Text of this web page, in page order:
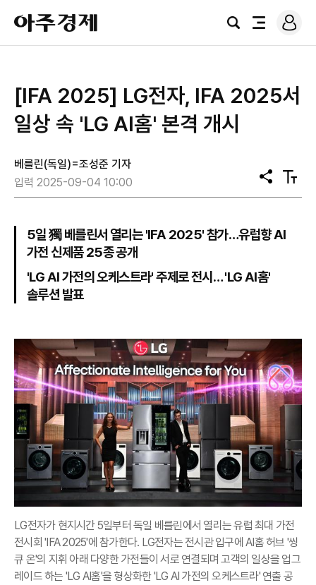
아
주
경
검
전
로
그
[IFA 2025] LG전자, IFA 2025서
일상 속 'LG AI홈' 본격 개시
베를린(독일)=조성준 기자
입력 2025-09-04 10:00
공
유
텍
스
5일 獨 베를린서 열리는 'IFA 2025' 참가…유럽향 AI
가전 신제품 25종 공개
'LG AI 가전의 오케스트라' 주제로 전시… 'LG AI홈'
솔루션 발표
LG전자가 현지시간 5일부터 독일 베를린에서 열리는 유럽 최대 가전
전시회 'IFA 2025'에 참가한다. LG전자는 전시관 입구에 AI홈 허브 '씽
큐 온'의 지휘 아래 다양한 가전들이 서로 연결되며 고객의 일상을 업그
레이드 하는 'LG AI홈'을 형상화한 'LG AI 가전의 오케스트라' 연출 공